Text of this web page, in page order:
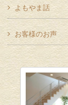
よもやま話
お客様のお声